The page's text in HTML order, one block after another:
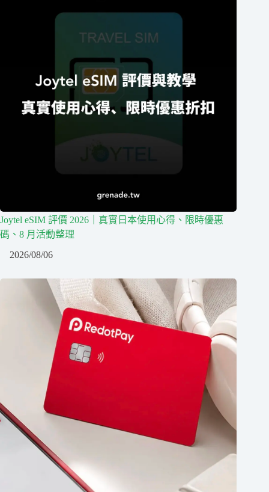
Joytel eSIM 評價 2026｜真實日本使用心得、限時優惠
碼、8 月活動整理
2026/08/06